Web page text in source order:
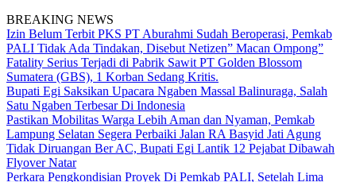
BREAKING NEWS
Izin Belum Terbit PKS PT Aburahmi Sudah Beroperasi, Pemkab
PALI Tidak Ada Tindakan, Disebut Netizen” Macan Ompong”
Fatality Serius Terjadi di Pabrik Sawit PT Golden Blossom
Sumatera (GBS), 1 Korban Sedang Kritis.
Bupati Egi Saksikan Upacara Ngaben Massal Balinuraga, Salah
Satu Ngaben Terbesar Di Indonesia
Pastikan Mobilitas Warga Lebih Aman dan Nyaman, Pemkab
Lampung Selatan Segera Perbaiki Jalan RA Basyid Jati Agung
Tidak Diruangan Ber AC, Bupati Egi Lantik 12 Pejabat Dibawah
Flyover Natar
Perkara Pengkondisian Proyek Di Pemkab PALI, Setelah Lima